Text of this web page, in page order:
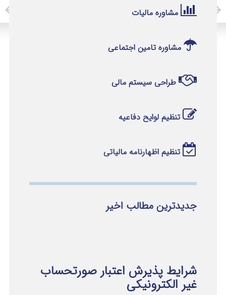
مشاوره مالیات
مشاوره تامین اجتماعی
طراحی سیستم مالی
تنظیم لوایح دفاعیه
تنظیم اظهارنامه مالیاتی
جدیدترین مطالب اخیر
شرایط پذیرش اعتبار صورتحساب
غیر الکترونیکی